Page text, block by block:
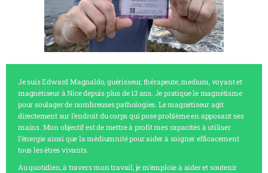
Je suis Edward Magnaldo, guérisseur, thérapeute, medium, voyant et
magnétiseur à Nice depuis plus de 13 ans. Je pratique le magnétisme
pour soulager de nombreuses pathologies. Le magnétiseur agit
directement sur l’endroit du corps qui pose problème en apposant ses
mains. Mon objectif est de mettre à profit mes capacités à utiliser
l’énergie ainsi que la médiumnité pour aider à soigner efficacement
tous les êtres vivants.
Au quotidien, à travers mon travail, je m’emploie à aider et soutenir